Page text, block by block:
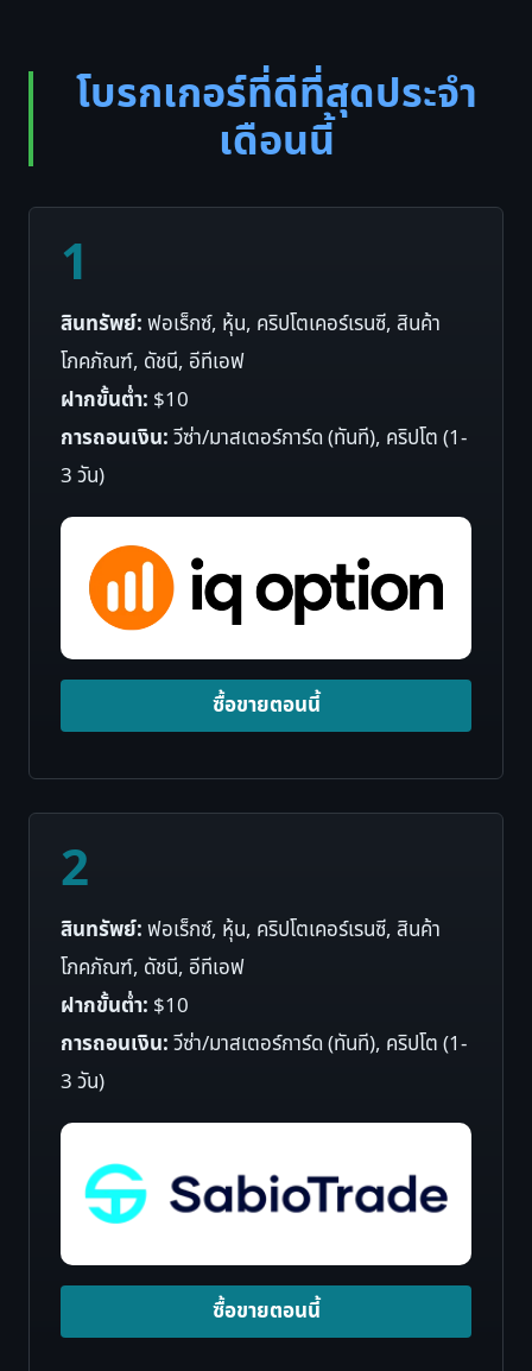
โบรกเกอร์ที่ดีที่สุดประจำ
เดือนนี้
1
สินทรัพย์:ฟอเร็กซ์, หุ้น, คริปโตเคอร์เรนซี, สินค้า
โภคภัณฑ์, ดัชนี, อีทีเอฟ
ฝากขั้นต่ำ: $10
การถอนเงิน:วีซ่า/มาสเตอร์การ์ด (ทันที), คริปโต (1-
3 วัน)
ซื้อขายตอนนี้
2
สินทรัพย์:ฟอเร็กซ์, หุ้น, คริปโตเคอร์เรนซี, สินค้า
โภคภัณฑ์, ดัชนี, อีทีเอฟ
ฝากขั้นต่ำ: $10
การถอนเงิน:วีซ่า/มาสเตอร์การ์ด (ทันที), คริปโต (1-
3 วัน)
ซื้อขายตอนนี้